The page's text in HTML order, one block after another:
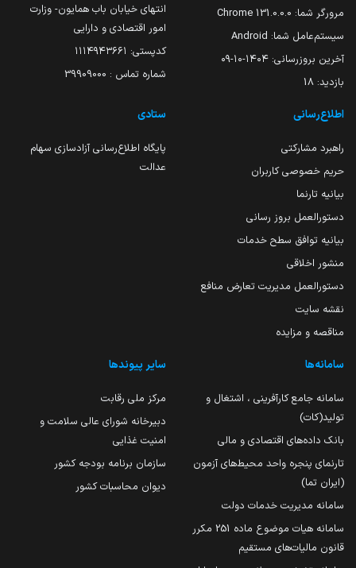
مرورگر شما: 131.0.0.0 Chrome
سیستم‌عامل شما: Android
آخرین بروزرسانی: ۱۴۰۴-۱۰-۰۹
بازدید: 18
انتهای خیابان باب همایون- وزارت
امور اقتصادی و دارایی
کدپستی: ۱۱۱۴۹۴۳۶۶۱
شماره تماس : 39909000
اطلاع‌رسانی
راهبرد مشارکتی
حریم خصوصی کاربران
بیانیه تارنما
دستورالعمل بروز رسانی
بیانیه توافق سطح خدمات
منشور اخلاقی
دستورالعمل مدیریت تعارض منافع
نقشه سایت
مناقصه و مزایده
ستادی
پایگاه اطلاع‌رسانی آزادسازی سهام
عدالت
سامانه‌ها
سامانه جامع کارآفرینی ، اشتغال و
تولید(کات)
بانک داده‌های اقتصادی و مالی
تارنمای پنجره واحد محیط‌های آزمون
(ایران تما)
سامانه مدیریت خدمات دولت
سامانه هیات موضوع ماده 251 مکرر
قانون مالیات‌های مستقیم
سایر پیوندها
مرکز ملی رقابت
دبیرخانه شورای عالی سلامت و
امنیت غذایی
سازمان برنامه بودجه کشور
دیوان محاسبات کشور